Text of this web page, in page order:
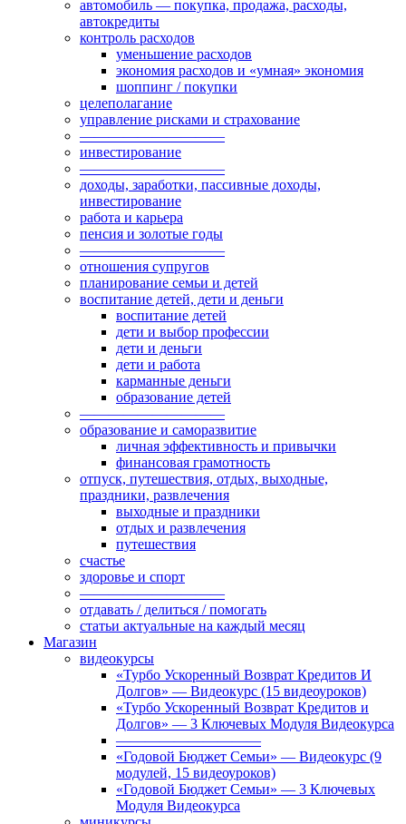
автомобиль — покупка, продажа, расходы,
автокредиты
контроль расходов
уменьшение расходов
экономия расходов и «умная» экономия
шоппинг / покупки
целеполагание
управление рисками и страхование
——————————
инвестирование
——————————
доходы, заработки, пассивные доходы,
инвестирование
работа и карьера
пенсия и золотые годы
——————————
отношения супругов
планирование семьи и детей
воспитание детей, дети и деньги
воспитание детей
дети и выбор профессии
дети и деньги
дети и работа
карманные деньги
образование детей
——————————
образование и саморазвитие
личная эффективность и привычки
финансовая грамотность
отпуск, путешествия, отдых, выходные,
праздники, развлечения
выходные и праздники
отдых и развлечения
путешествия
счастье
здоровье и спорт
——————————
отдавать / делиться / помогать
статьи актуальные на каждый месяц
Магазин
видеокурсы
«Турбо Ускоренный Возврат Кредитов И
Долгов» — Видеокурс (15 видеоуроков)
«Турбо Ускоренный Возврат Кредитов и
Долгов» — 3 Ключевых Модуля Видеокурса
——————————
«Годовой Бюджет Семьи» — Видеокурс (9
модулей, 15 видеоуроков)
«Годовой Бюджет Семьи» — 3 Ключевых
Модуля Видеокурса